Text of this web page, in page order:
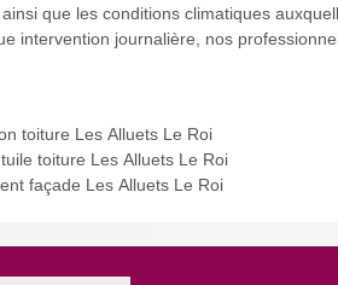
que les conditions climatiques
intervention journalière, nos
toiture Les Alluets Le Roi
toiture Les Alluets Le Roi
façade Les Alluets Le Roi